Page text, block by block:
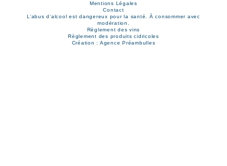
Mentions Légales
Contact
L’abus d’alcool est dangereux pour la santé. À consommer avec
modération.
Règlement des vins
Règlement des produits cidricoles
Création : Agence Préambulles